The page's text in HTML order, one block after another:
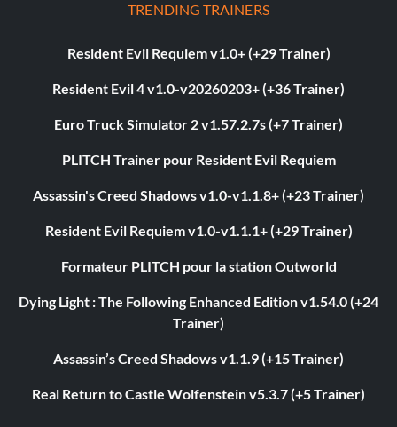
TRENDING TRAINERS
Resident Evil Requiem v1.0+ (+29 Trainer)
Resident Evil 4 v1.0-v20260203+ (+36 Trainer)
Euro Truck Simulator 2 v1.57.2.7s (+7 Trainer)
PLITCH Trainer pour Resident Evil Requiem
Assassin's Creed Shadows v1.0-v1.1.8+ (+23 Trainer)
Resident Evil Requiem v1.0-v1.1.1+ (+29 Trainer)
Formateur PLITCH pour la station Outworld
Dying Light : The Following Enhanced Edition v1.54.0 (+24
Trainer)
Assassin’s Creed Shadows v1.1.9 (+15 Trainer)
Real Return to Castle Wolfenstein v5.3.7 (+5 Trainer)